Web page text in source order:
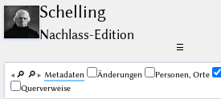
Schelling
Nachlass-Edition
☰
🔎︎ 🔎︎ Me­ta­da­ten Änderungen Personen, Orte
Querverweise